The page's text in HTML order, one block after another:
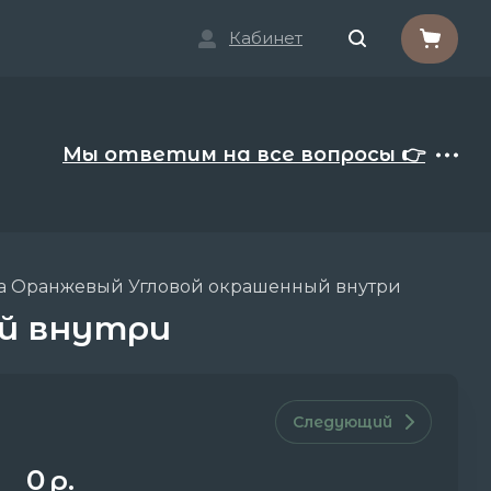
Кабинет
Мы ответим на все вопросы 👉
Оранжевый Угловой окрашенный внутри
внутри
Следующий
0 р.